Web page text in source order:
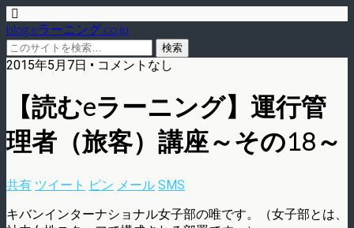
blog.eラーニング.co.jp
2015年5月7日 • コメントなし
【読むeラーニング】運行管
理者（旅客）講座～その18～
共有 ツイート ピン メール SMS
キバンインターナショナル女子部の唯です。（女子部とは、